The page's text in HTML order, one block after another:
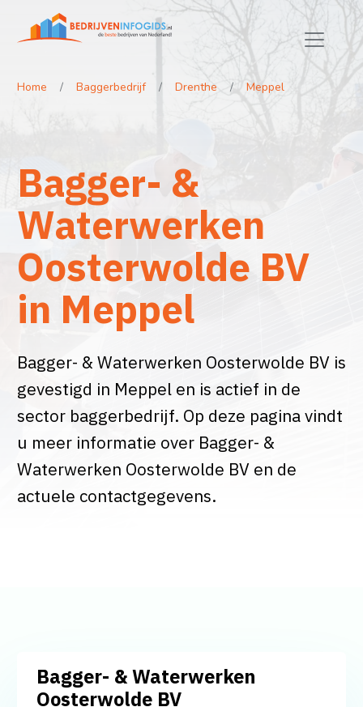
Home Baggerbedrijf Drenthe Meppel
Bagger- &
Waterwerken
Oosterwolde BV
in Meppel
Bagger- & Waterwerken Oosterwolde BV is
gevestigd in Meppel en is actief in de
sector baggerbedrijf. Op deze pagina vindt
u meer informatie over Bagger- &
Waterwerken Oosterwolde BV en de
actuele contactgegevens.
Bagger- & Waterwerken
Oosterwolde BV